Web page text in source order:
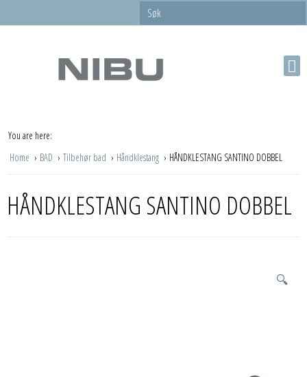
You are here:
Home
BAD Tilbehør bad Håndklestang HÅNDKLESTANG SANTINO DOBBEL
HÅNDKLESTANG SANTINO DOBBEL
🔍